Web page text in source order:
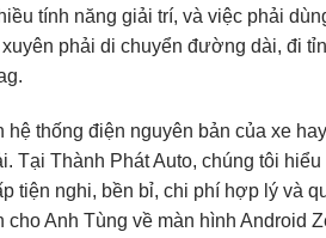
tính năng giải trí, và việc phải
phải di chuyển đường dài, đi
thống điện nguyên bản của xe
Tại Thành Phát Auto, chúng tôi hiểu
tiện nghi, bền bỉ, chi phí hợp lý và
Anh Tùng về màn hình Android